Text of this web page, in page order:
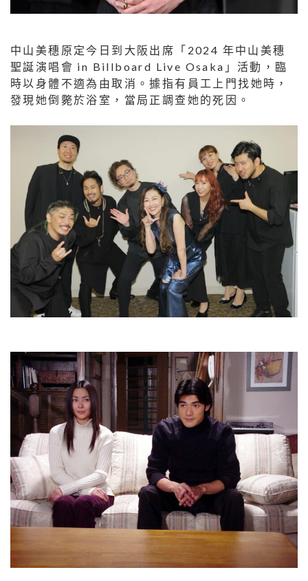
中山美穗原定今日到大阪出席「2024 年中山美穗
聖誕演唱會 in Billboard Live Osaka」活動，臨
時以身體不適為由取消。據指有員工上門找她時，
發現她倒斃於浴室，當局正調查她的死因。